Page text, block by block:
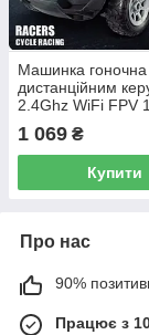
Машинка гоночна
дистанційним
2.4Ghz WiFi FPV
від першої особи
21*11*9 см
1 069 ₴
Купити
Про нас
90%
Працює з